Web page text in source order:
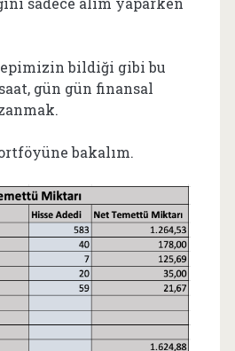
bildiği gibi bu
gün gün finansal
bakalım.